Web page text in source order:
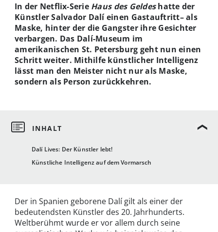
Dalí Lives: Der Künstler lebt!
Künstliche Intelligenz auf dem Vormarsch
In der Netflix-Serie Haus des Geldeshatte der
Künstler Salvador Dalí einen Gastauftritt– als
Maske, hinter der die Gangster ihre Gesichter
verbargen. Das Dalí-Museum im
amerikanischen St. Petersburg geht nun einen
Schritt weiter. Mithilfe künstlicher Intelligenz
lässt man den Meister nicht nur als Maske,
sondern als Person zurückkehren.
Der in Spanien geborene Dalí gilt als einer der
bedeutendsten Künstler des 20. Jahrhunderts.
Weltberühmt wurde er vor allem durch seine